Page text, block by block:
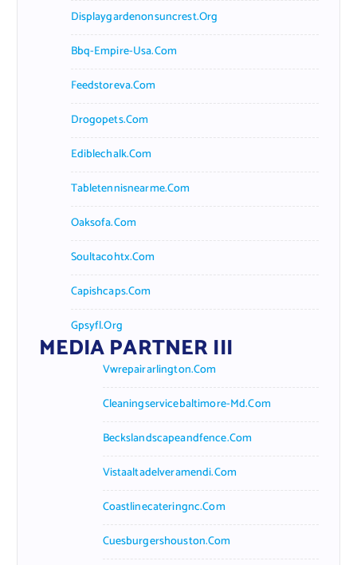
Displaygardenonsuncrest.org
Bbq-Empire-Usa.com
Feedstoreva.com
Drogopets.com
Ediblechalk.com
Tabletennisnearme.com
Oaksofa.com
Soultacohtx.com
Capishcaps.com
Gpsyfl.org
MEDIA PARTNER III
Vwrepairarlington.com
Cleaningservicebaltimore-Md.com
Beckslandscapeandfence.com
Vistaaltadelveramendi.com
Coastlinecateringnc.com
Cuesburgershouston.com